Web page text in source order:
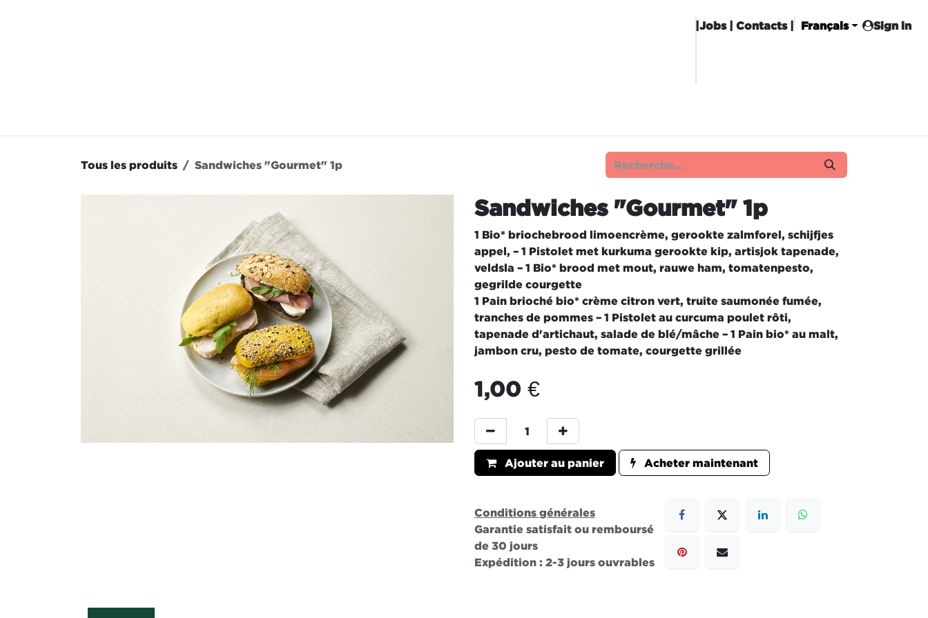
|Jobs| Contacts | Français Sign in
Tous les produits Sandwiches "Gourmet" 1p
Sandwiches "Gourmet" 1p
1 Bio* briochebrood limoencrème, gerookte zalmforel, schijfjes
appel, – 1 Pistolet met kurkuma gerookte kip, artisjok tapenade,
veldsla – 1 Bio* brood met mout, rauwe ham, tomatenpesto,
gegrilde courgette
1 Pain brioché bio* crème citron vert, truite saumonée fumée,
tranches de pommes – 1 Pistolet au curcuma poulet rôti,
tapenade d'artichaut, salade de blé/mâche – 1 Pain bio* au malt,
jambon cru, pesto de tomate, courgette grillée
1,00 €
Ajouter au panier Acheter maintenant
Conditions générales
Garantie satisfait ou remboursé
de 30 jours
Expédition : 2-3 jours ouvrables